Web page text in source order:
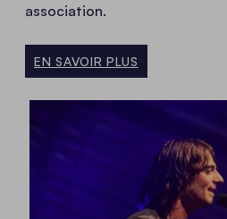
association.
EN SAVOIR PLUS